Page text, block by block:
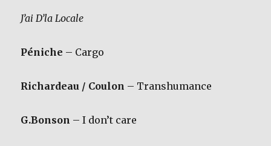
J’ai D’la Locale
Péniche – Cargo
Richardeau / Coulon – Transhumance
G.Bonson – I don’t care